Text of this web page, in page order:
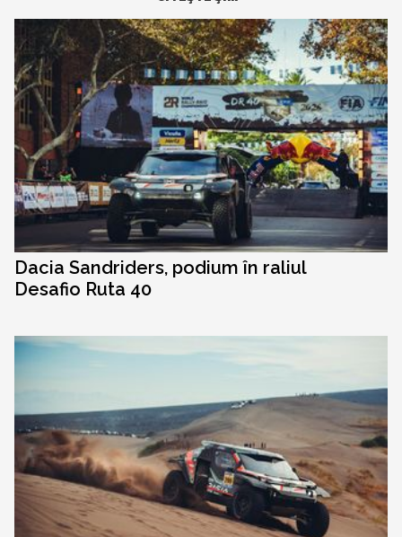
Dacia Sandriders, podium în raliul
Desafio Ruta 40